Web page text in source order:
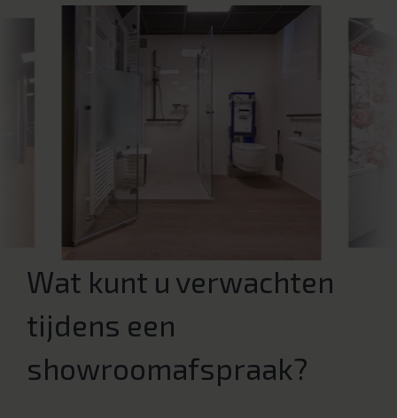
Wat kunt u verwachten
tijdens een
showroomafspraak?